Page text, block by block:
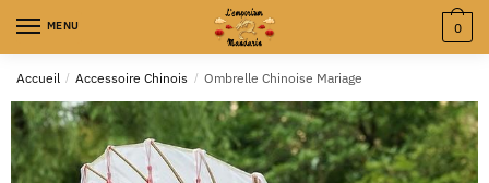
MENU 0
Accueil / Accessoire Chinois / Ombrelle Chinoise Mariage